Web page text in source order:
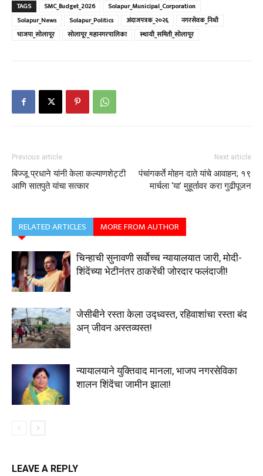
TAGS SMC_Budget_2026
Solapur_Municipal_Corporation
Solapur_News
Solapur_Politics अंदाजपत्रक_२०२६
नगरसेवक_निधी
भाजपा_सोलापूर
सोलापूर_महानगरपालिका स्थायी_समिती_सोलापूर
Previous article
बिज्जू प्रधाने यांनी केला कल्याणशेट्टी
आणि सातपुते यांचा सत्कार
Next article
पंचांगकर्ते मोहन दाते यांचे आवाहन; १९
मार्चला ‘या’ मुहूर्तावर करा गुढीपूजन
RELATED ARTICLES MORE FROM AUTHOR
चिन्हाची सुनावणी सर्वोच्च न्यायालयात जारी, मोदी-
शिंदेंच्या भेटीनंतर ठाकरेंची जोरदार फलंदाजी!
जेसीबीने रस्ता केला उद्ध्वस्त, रहिवाशांचा रस्ता बंद
अन्‌ जीवन अस्तव्यस्त!
न्यायालयाने युक्तिवाद मानला, भाजप नगरसेविका
शालन शिंदेंचा जामीन झाला!
LEAVE A REPLY